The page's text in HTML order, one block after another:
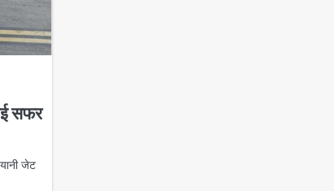
सफर
जेट